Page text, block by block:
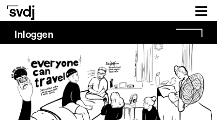
Naar hoofdinhoud
Inloggen